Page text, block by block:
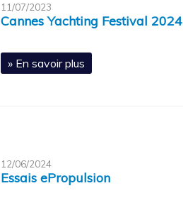
11/07/2023
Cannes Yachting Festival 2024
» En savoir plus
12/06/2024
Essais ePropulsion